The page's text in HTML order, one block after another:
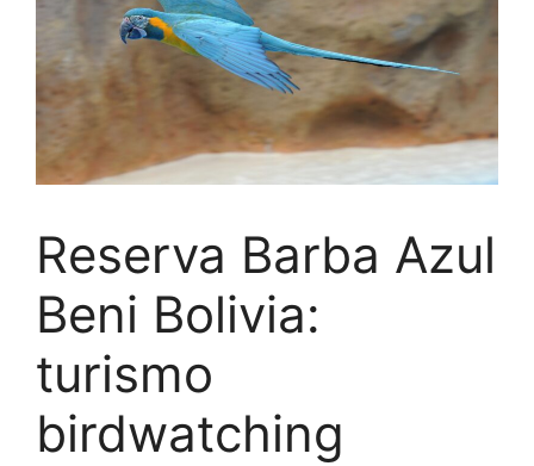
Reserva Barba Azul
Beni Bolivia:
turismo
birdwatching